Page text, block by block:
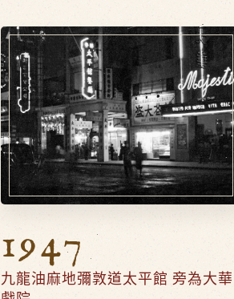
1947
九龍油麻地彌敦道太平館 旁為大華